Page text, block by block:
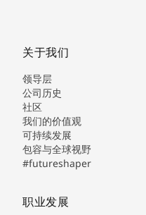
关于我们
领导层
公司历史
社区
我们的价值观
可持续发展
包容与全球视野
#futureshaper
职业发展